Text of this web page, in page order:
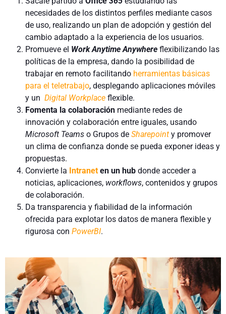
necesidades de los distintos perfiles mediante casos
de uso, realizando un plan de adopción y gestión del
cambio adaptado a la experiencia de los usuarios.
Promueve el Work Anytime Anywhere flexibilizando las
políticas de la empresa, dando la posibilidad de
trabajar en remoto facilitando herramientas básicas
para el teletrabajo, desplegando aplicaciones móviles
y un Digital Workplace flexible.
Fomenta la colaboración mediante redes de
innovación y colaboración entre iguales, usando
Microsoft Teams o Grupos de Sharepoint y promover
un clima de confianza donde se pueda exponer ideas y
propuestas.
Convierte la Intranet en un hub donde acceder a
noticias, aplicaciones, workflows, contenidos y grupos
de colaboración.
Da transparencia y fiabilidad de la información
ofrecida para explotar los datos de manera flexible y
rigurosa con PowerBI.